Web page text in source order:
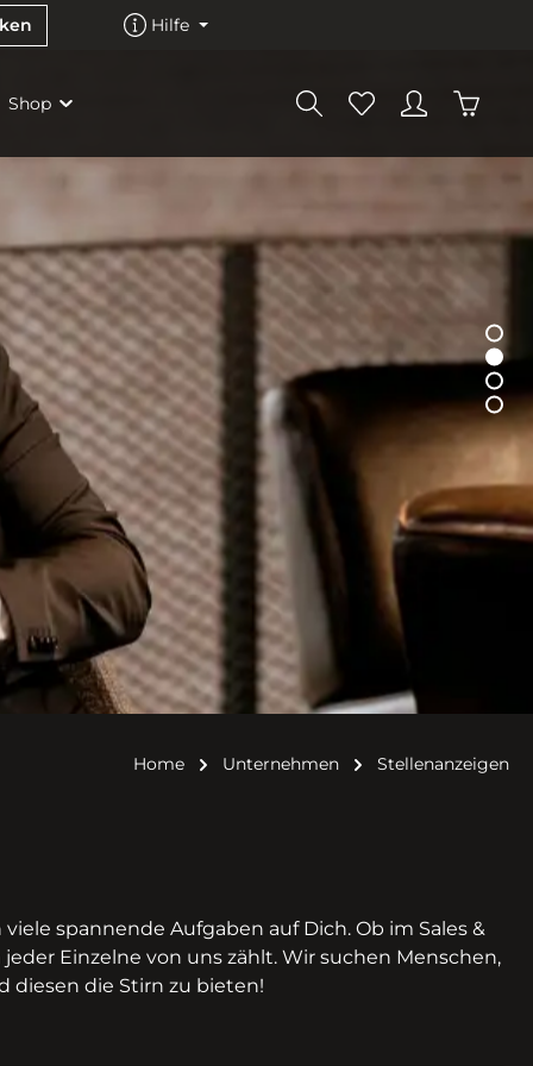
Hilfe
Shop
Home Unternehmen Stellenanzeigen
spannende Aufgaben auf Dich. Ob im Sales &
Einzelne von uns zählt. Wir suchen Menschen,
diesen die Stirn zu bieten!